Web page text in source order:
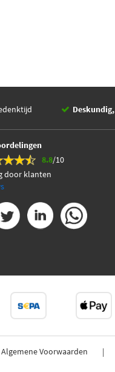
Deskundig,
8.8/10
door klanten
Algemene Voorwaarden